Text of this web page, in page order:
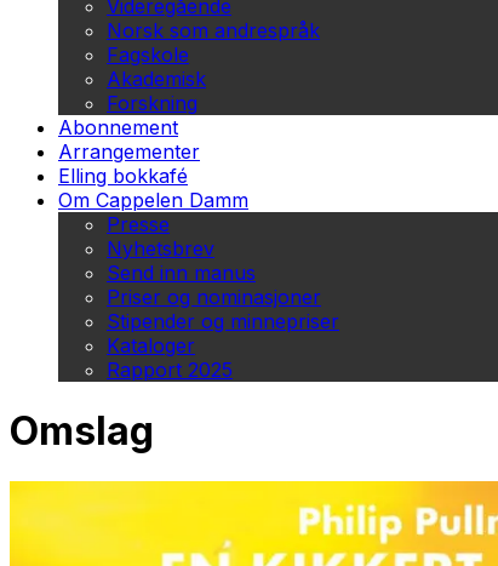
Videregående
Norsk som andrespråk
Fagskole
Akademisk
Forskning
Abonnement
Arrangementer
Elling bokkafé
Om Cappelen Damm
Presse
Nyhetsbrev
Send inn manus
Priser og nominasjoner
Stipender og minnepriser
Kataloger
Rapport 2025
Omslag